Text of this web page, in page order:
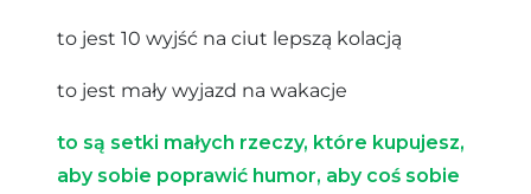
to jest 10 wyjść na ciut lepszą kolacją
to jest mały wyjazd na wakacje
to są setki małych rzeczy, które kupujesz,
aby sobie poprawić humor, aby coś sobie